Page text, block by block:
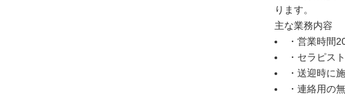
ります。
主な業務内容
・営業時間
・セラピス
・送迎時に
・連絡用の